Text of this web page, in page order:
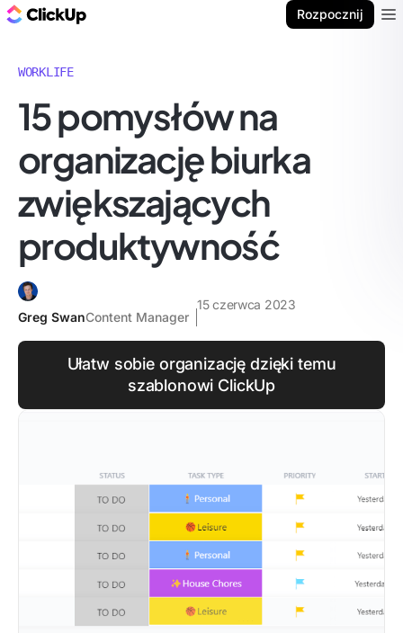
Rozpocznij
WORKLIFE
15 pomysłów na
organizację biurka
zwiększających
produktywność
Greg SwanContent Manager
15 czerwca 2023
Ułatw sobie organizację dzięki temu
szablonowi ClickUp